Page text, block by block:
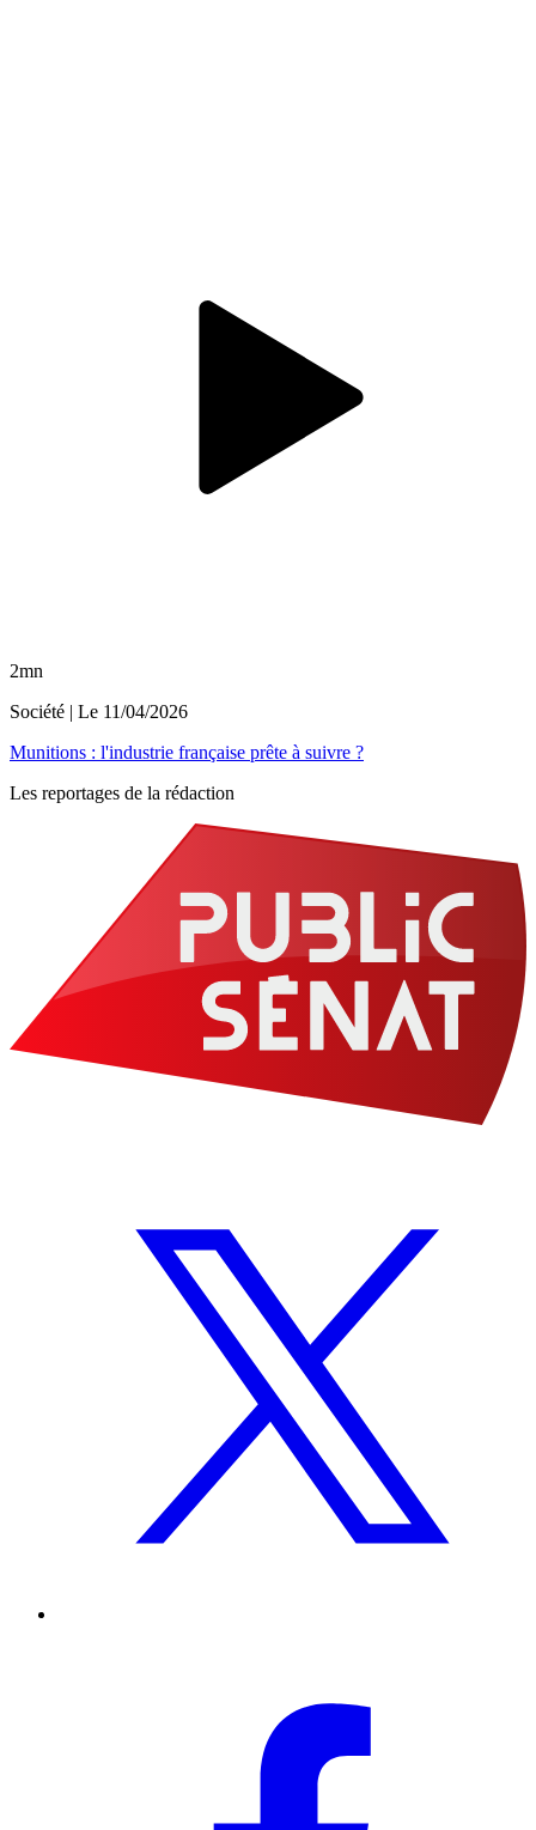
2mn
Société | Le 11/04/2026
Munitions : l'industrie française prête à suivre ?
Les reportages de la rédaction